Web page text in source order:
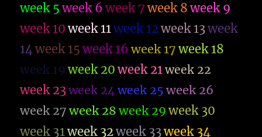
week 5 week 6 week 7 week 8 week 9
week 10 week 11week 12week 13week
14week 15 week 16 week 17 week 18
week 19 week 20 week 21week 22
week 23week 24week 25 week 26
week 27 week 28 week 29 week 30
week 31week 32week 33week 34